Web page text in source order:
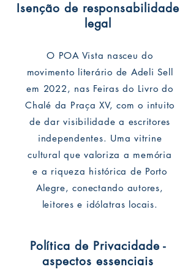
Isenção de responsabilidade
legal
O POA Vista nasceu do
movimento literário de Adeli Sell
em 2022, nas Feiras do Livro do
Chalé da Praça XV, com o intuito
de dar visibilidade a escritores
independentes. Uma vitrine
cultural que valoriza a memória
e a riqueza histórica de Porto
Alegre, conectando autores,
leitores e idólatras locais.
Política de Privacidade -
aspectos essenciais